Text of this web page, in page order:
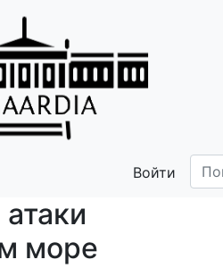
Войти
море